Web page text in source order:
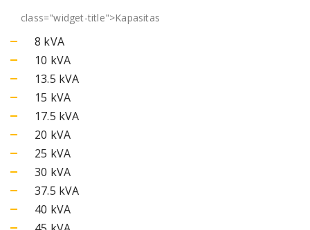
class="widget-title">Kapasitas
8 kVA
10 kVA
13.5 kVA
15 kVA
17.5 kVA
20 kVA
25 kVA
30 kVA
37.5 kVA
40 kVA